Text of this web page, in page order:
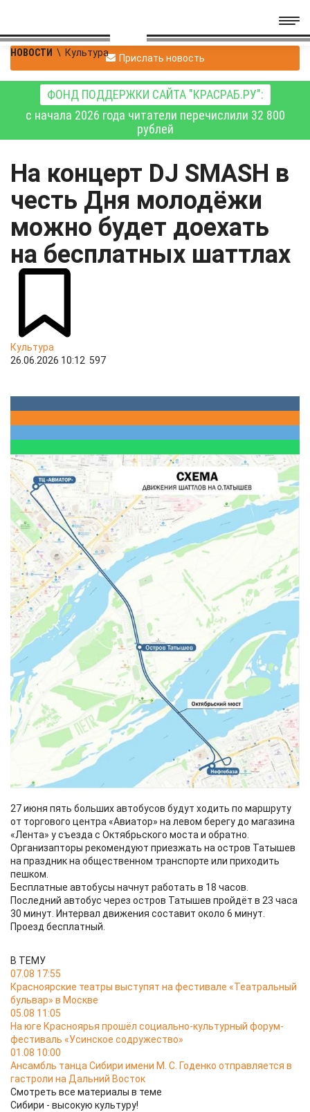
НОВОСТИ \ Культура Прислать новость
ФОНД ПОДДЕРЖКИ САЙТА "КРАСРАБ.РУ":
с начала 2026 года читатели перечислили 32 800
рублей
На концерт DJ SMASH в
честь Дня молодёжи
можно будет доехать
на бесплатных шаттлах
Культура
26.06.2026 10:12 597
27 июня пять больших автобусов будут ходить по маршруту
от торгового центра «Авиатор» на левом берегу до магазина
«Лента» у съезда с Октябрьского моста и обратно.
Организапторы рекомендуют приезжать на остров Татышев
на праздник на общественном транспорте или приходить
пешком.
Бесплатные автобусы начнут работать в 18 часов.
Последний автобус через остров Татышев пройдёт в 23 часа
30 минут. Интервал движения составит около 6 минут.
Проезд бесплатный.
В ТЕМУ
07.08 17:55
Красноярские театры выступят на фестивале «Театральный
бульвар» в Москве
05.08 11:05
На юге Красноярья прошёл социально-культурный форум-
фестиваль «Усинское содружество»
01.08 10:00
Ансамбль танца Сибири имени М. С. Годенко отправляется в
гастроли на Дальний Восток
Смотреть все материалы в теме
Сибири - высокую культуру!